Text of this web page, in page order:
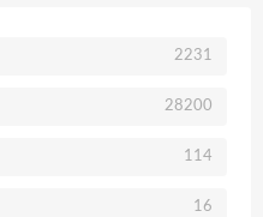
2231
28200
114
16